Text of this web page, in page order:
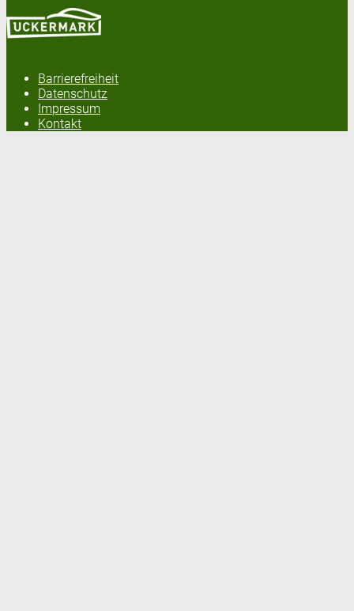
Barrierefreiheit
Datenschutz
Impressum
Kontakt